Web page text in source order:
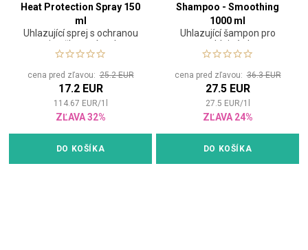
Heat Protection Spray 150
ml
Uhlazující sprej s ochranou
proti poškození teplem
cena pred zľavou:25.2 EUR
17.2 EUR
114.67 EUR/1
ZĽAVA 32%
DO KOŠÍKA
Shampoo - Smoothing
1000 ml
Uhlazující šampon pro
nepoddajné vlasy.
cena pred zľavou:36.3 EUR
27.5 EUR
27.5 EUR/1
ZĽAVA 24%
DO KOŠÍKA